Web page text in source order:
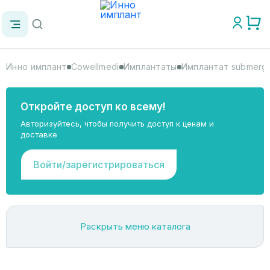
Инно имплант Cowellmedi Имплантаты Имплантат
Откройте доступ ко всему!
Авторизуйтесь, чтобы получить доступ к ценам и
доставке
Войти/зарегистрироваться
Раскрыть меню каталога